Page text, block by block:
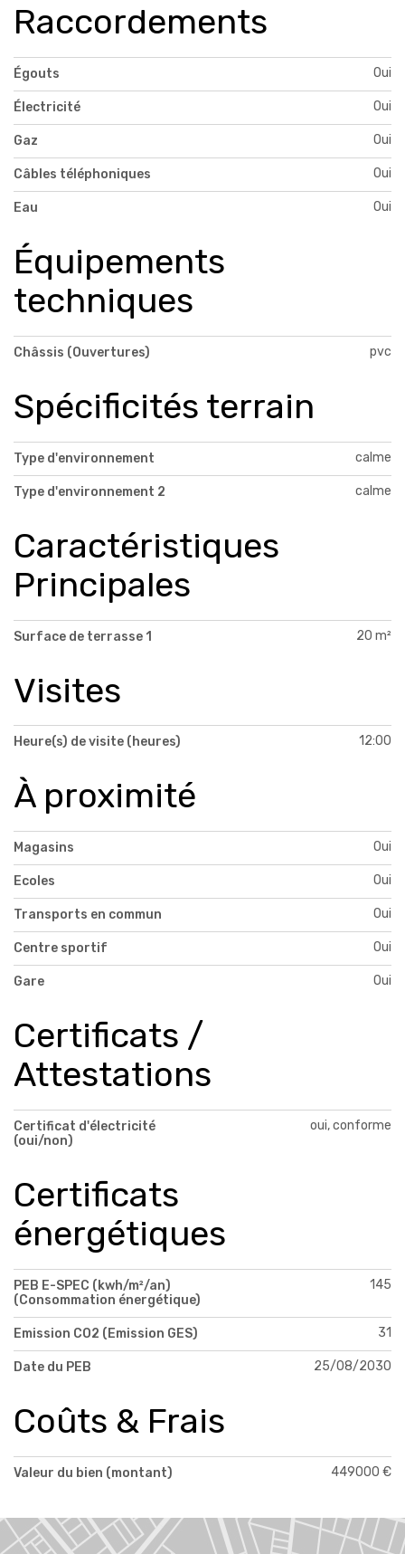
Raccordements
Égouts Oui
Électricité Oui
Gaz Oui
Câbles téléphoniques Oui
Eau Oui
Équipements
techniques
Châssis (Ouvertures) pvc
Spécificités terrain
Type d'environnement calme
Type d'environnement 2 calme
Caractéristiques
Principales
Surface de terrasse 1 20 m²
Visites
Heure(s) de visite (heures) 12:00
À proximité
Magasins Oui
Ecoles Oui
Transports en commun Oui
Centre sportif Oui
Gare Oui
Certificats /
Attestations
Certificat d'électricité
(oui/non)
oui, conforme
Certificats
énergétiques
PEB E-SPEC (kwh/m²/an)
(Consommation énergétique)
145
Emission CO2 (Emission GES) 31
Date du PEB 25/08/2030
Coûts & Frais
Valeur du bien (montant) 449000 €